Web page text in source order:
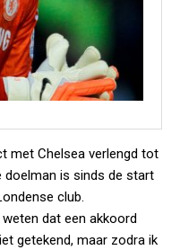
met Chelsea verlengd tot
doelman is sinds de start
club.
dat een akkoord
getekend, maar zodra ik